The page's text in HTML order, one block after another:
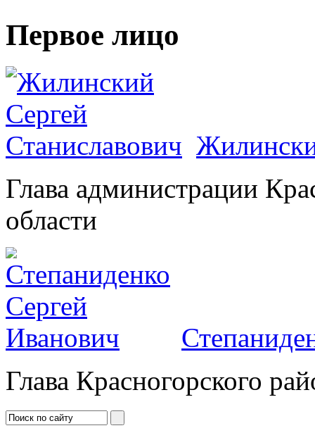
Первое лицо
Глава администрации
области
Глава Красногорского